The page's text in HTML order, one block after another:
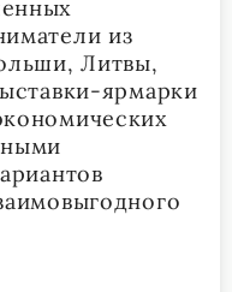
из
Литвы,
ярмарки